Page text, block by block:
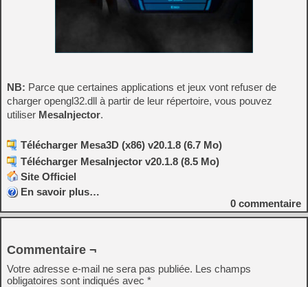
NB: Parce que certaines applications et jeux vont refuser de
charger opengl32.dll à partir de leur répertoire, vous pouvez
utiliser MesaInjector.
Télécharger Mesa3D (x86) v20.1.8 (6.7 Mo)
Télécharger MesaInjector v20.1.8 (8.5 Mo)
Site Officiel
En savoir plus…
0 commentaire
Commentaire ¬
Votre adresse e-mail ne sera pas publiée. Les champs
obligatoires sont indiqués avec *